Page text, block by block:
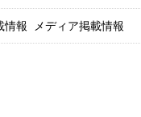
メディア掲載情報